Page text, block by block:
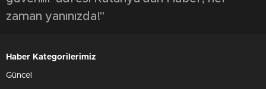
zaman yanınızda!"
Haber Kategorilerimiz
Güncel